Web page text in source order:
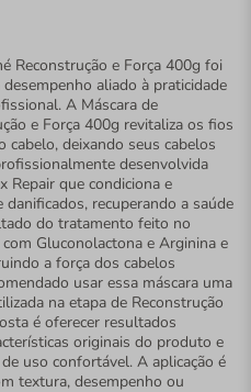
Reconstrução e Força 400g foi
aliado à praticidade
A Máscara de
e Força 400g revitaliza os fios
cabelo, deixando seus cabelos
desenvolvida
Repair que condiciona e
recuperando a saúde
do tratamento feito no
Gluconolactona e Arginina e
a força dos cabelos
usar essa máscara uma
na etapa de Reconstrução
é oferecer resultados
originais do produto e
uso confortável. A aplicação é
textura, desempenho ou